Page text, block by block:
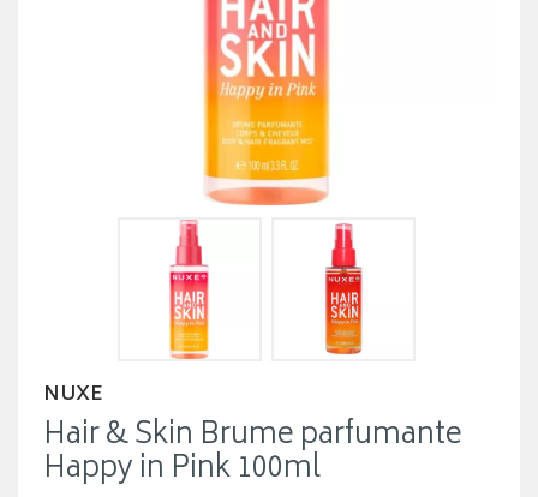
NUXE
Hair & Skin Brume parfumante
Happy in Pink 100ml